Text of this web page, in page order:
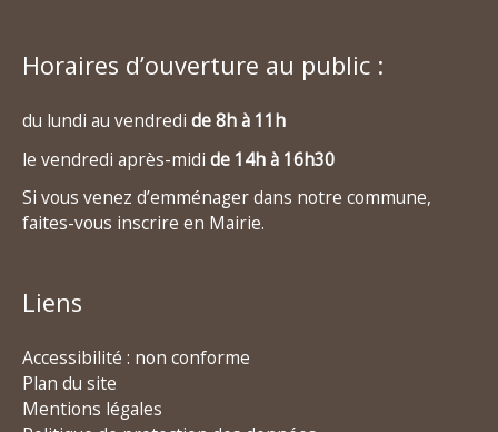
Horaires d’ouverture au public :
du lundi au vendredi de 8h à 11h
le vendredi après-midi de 14h à 16h30
Si vous venez d’emménager dans notre commune,
faites-vous inscrire en Mairie.
Liens
Accessibilité : non conforme
Plan du site
Mentions légales